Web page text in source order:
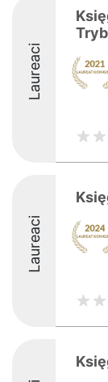
Laureaci
Laureaci